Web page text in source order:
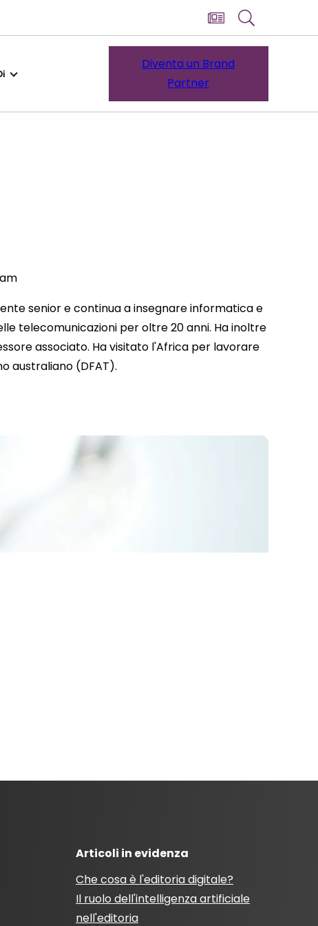
Diventa un Brand
Partner
senior e continua a insegnare informatica e
telecomunicazioni per oltre 20 anni. Ha inoltre
associato. Ha visitato l'Africa per lavorare
australiano (DFAT).
Articoli in evidenza
Che cosa è l'editoria digitale?
Il ruolo dell'intelligenza artificiale
nell'editoria